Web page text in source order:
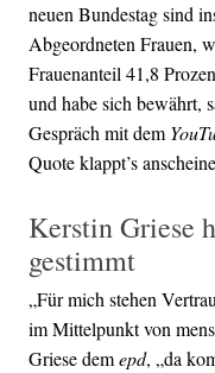
neuen Bundestag sind
Abgeordneten Frauen,
Frauenanteil 41,8
und habe sich bewährt,
Gespräch mit dem
Quote klappt’s
Kerstin Griese
gestimmt
„Für mich stehen
im Mittelpunkt von
Griese demepd, „da